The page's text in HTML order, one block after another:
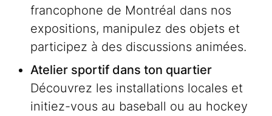
francophone de Montréal dans nos
expositions, manipulez des objets et
participez à des discussions animées.
Atelier sportif dans ton quartier
Découvrez les installations locales et
initiez-vous au baseball ou au hockey